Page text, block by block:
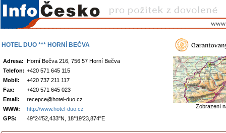
HOTEL DUO *** HORNÍ BEČVA
Adresa: Horní Bečva 216, 756 57 Horní Bečva
Telefon: +420 571 645 115
Mobil:
+420 737 211 117
Fax:
+420 571 645 023
Email:
recepce@hotel-duo.cz
WWW:
http://www.hotel-duo.cz
GPS:
49°24'52,433"N, 18°19'23,874"E
Zobrazení